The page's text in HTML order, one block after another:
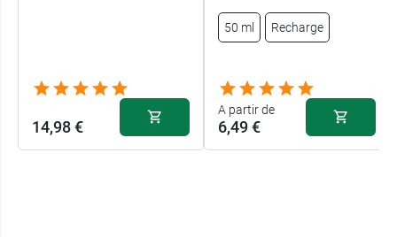
14,98 €
50 ml Recharge
A partir de
6,49 €